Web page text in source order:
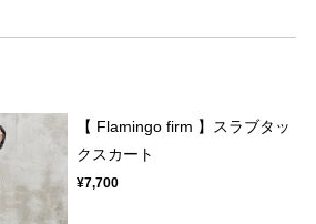
【 Flamingo firm 】スラブタッ
クスカート
¥7,700